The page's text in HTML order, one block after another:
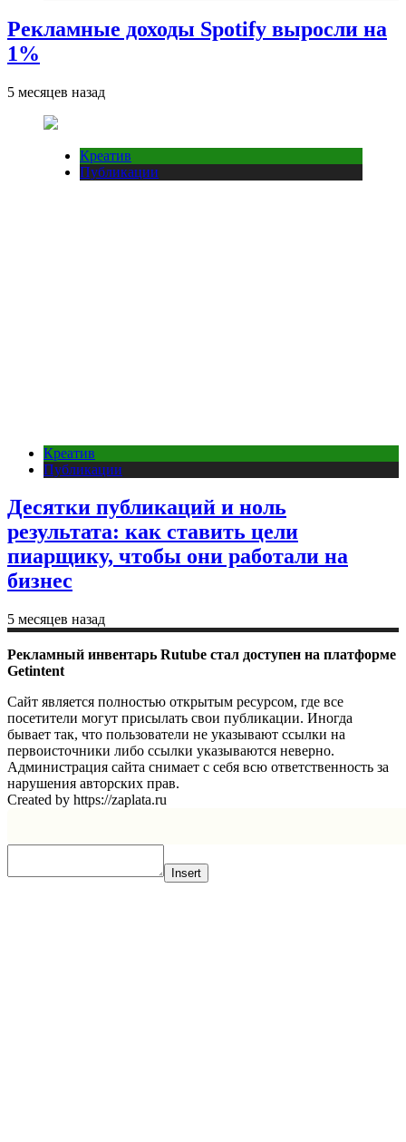
Рекламные доходы Spotify выросли на
1%
5 месяцев назад
Креатив
Публикации
Креатив
Публикации
Десятки публикаций и ноль
результата: как ставить цели
пиарщику, чтобы они работали на
бизнес
5 месяцев назад
Рекламный инвентарь Rutube стал доступен на платформе
Getintent
Сайт является полностью открытым ресурсом, где все
посетители могут присылать свои публикации. Иногда
бывает так, что пользователи не указывают ссылки на
первоисточники либо ссылки указываются неверно.
Администрация сайта снимает с себя всю ответственность за
нарушения авторских прав.
Created by https://zaplata.ru
Insert